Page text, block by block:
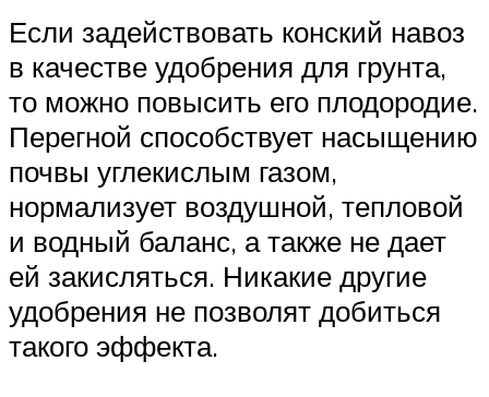
Если задействовать конский навоз
в качестве удобрения для грунта,
то можно повысить его плодородие.
Перегной способствует насыщению
почвы углекислым газом,
нормализует воздушной, тепловой
и водный баланс, а также не дает
ей закисляться. Никакие другие
удобрения не позволят добиться
такого эффекта.